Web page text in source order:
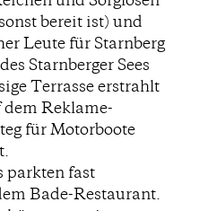
bereit ist) und
Leute für Starnberg
Starnberger Sees
Terrasse erstrahlt
Reklame-
für Motorboote
parkten fast
Bade-Restaurant.